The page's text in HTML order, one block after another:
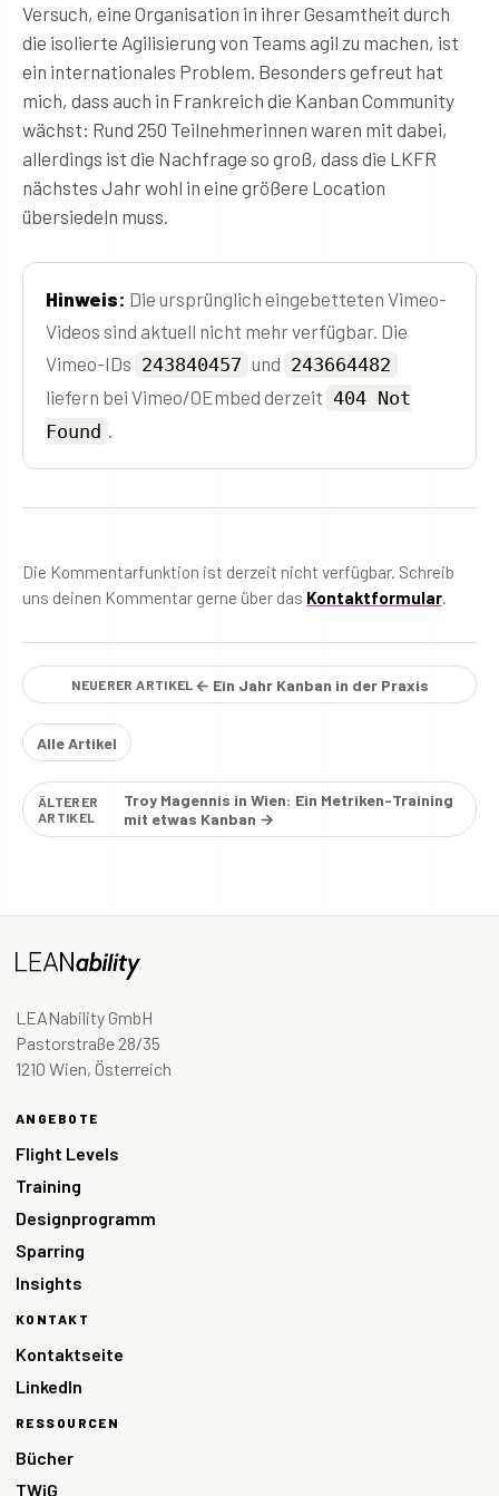
Versuch, eine Organisation in ihrer Gesamtheit durch
die isolierte Agilisierung von Teams agil zu machen, ist
ein internationales Problem. Besonders gefreut hat
mich, dass auch in Frankreich die Kanban Community
wächst: Rund 250 Teilnehmerinnen waren mit dabei,
allerdings ist die Nachfrage so groß, dass die LKFR
nächstes Jahr wohl in eine größere Location
übersiedeln muss.
Hinweis: Die ursprünglich eingebetteten Vimeo-
Videos sind aktuell nicht mehr verfügbar. Die
Vimeo-IDs 243840457 und 243664482
liefern bei Vimeo/OEmbed derzeit 404 Not
Found .
Die Kommentarfunktion ist derzeit nicht verfügbar. Schreib
uns deinen Kommentar gerne über das Kontaktformular.
NEUERER ARTIKEL ← Ein Jahr Kanban in der Praxis
Alle Artikel
ÄLTERER
ARTIKEL
Troy Magennis in Wien: Ein Metriken-Training
mit etwas Kanban →
LEANability GmbH
Pastorstraße 28/35
1210 Wien, Österreich
ANGEBOTE
Flight Levels
Training
Designprogramm
Sparring
Insights
KONTAKT
Kontaktseite
LinkedIn
RESSOURCEN
Bücher
TWiG